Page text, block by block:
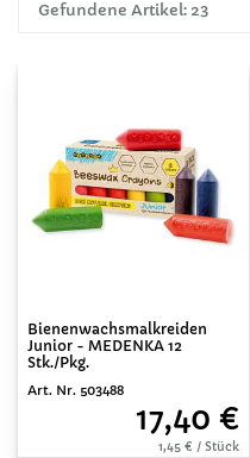
Gefundene Artikel: 23
Bienenwachsmalkreiden
Junior - MEDENKA 12
Stk./Pkg.
Art. Nr. 503488
17,40 €
1,45 € / Stück